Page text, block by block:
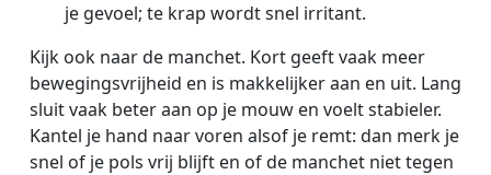
je gevoel; te krap wordt snel irritant.
Kijk ook naar de manchet. Kort geeft vaak meer
bewegingsvrijheid en is makkelijker aan en uit. Lang
sluit vaak beter aan op je mouw en voelt stabieler.
Kantel je hand naar voren alsof je remt: dan merk je
snel of je pols vrij blijft en of de manchet niet tegen